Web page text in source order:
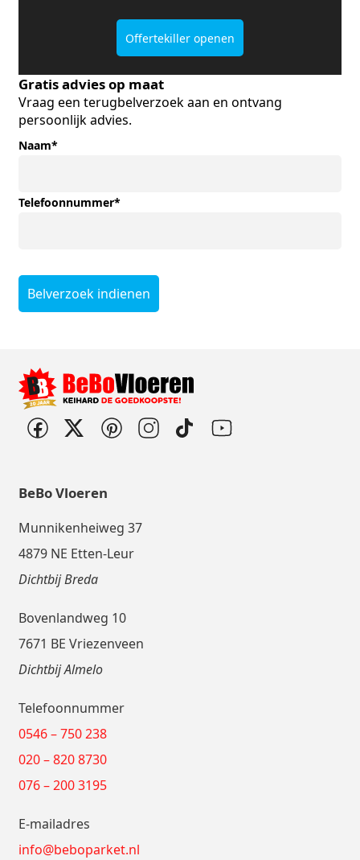
Offertekiller openen
Gratis advies op maat
Vraag een terugbelverzoek aan en ontvang
persoonlijk advies.
Naam*
Telefoonnummer*
Belverzoek indienen
BeBo Vloeren
Munnikenheiweg 37
4879 NE Etten-Leur
Dichtbij Breda
Bovenlandweg 10
7671 BE Vriezenveen
Dichtbij Almelo
Telefoonnummer
0546 – 750 238
020 – 820 8730
076 – 200 3195
E-mailadres
info@beboparket.nl